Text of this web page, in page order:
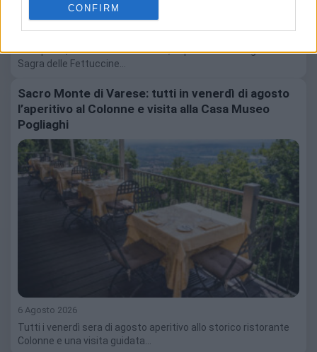
CONFIRM
7 Agosto 2026
Casaprota, nel cuore della Sabina, ospita il 12 e 13 agosto la
Sagra delle Fettuccine…
Sacro Monte di Varese: tutti in venerdì di agosto
l’aperitivo al Colonne e visita alla Casa Museo
Pogliaghi
6 Agosto 2026
Tutti i venerdì sera di agosto aperitivo allo storico ristorante
Colonne e una visita guidata…